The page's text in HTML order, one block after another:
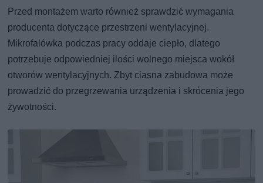
Przed montażem warto również sprawdzić wymagania
producenta dotyczące przestrzeni wentylacyjnej.
Mikrofalówka podczas pracy oddaje ciepło, dlatego
potrzebuje odpowiedniej ilości wolnego miejsca wokół
otworów wentylacyjnych. Zbyt ciasna zabudowa może
prowadzić do przegrzewania urządzenia i skrócenia jego
żywotności.